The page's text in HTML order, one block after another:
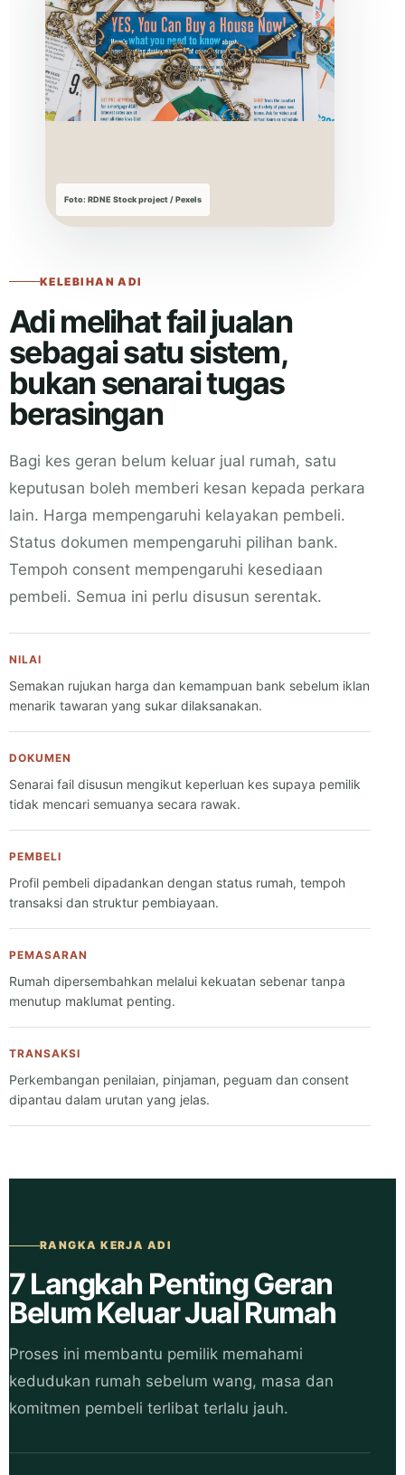
Foto: RDNE Stock project / Pexels
KELEBIHAN ADI
Adi melihat fail jualan
sebagai satu sistem,
bukan senarai tugas
berasingan
Bagi kes geran belum keluar jual rumah, satu
keputusan boleh memberi kesan kepada perkara
lain. Harga mempengaruhi kelayakan pembeli.
Status dokumen mempengaruhi pilihan bank.
Tempoh consent mempengaruhi kesediaan
pembeli. Semua ini perlu disusun serentak.
NILAI
Semakan rujukan harga dan kemampuan bank sebelum iklan
menarik tawaran yang sukar dilaksanakan.
DOKUMEN
Senarai fail disusun mengikut keperluan kes supaya pemilik
tidak mencari semuanya secara rawak.
PEMBELI
Profil pembeli dipadankan dengan status rumah, tempoh
transaksi dan struktur pembiayaan.
PEMASARAN
Rumah dipersembahkan melalui kekuatan sebenar tanpa
menutup maklumat penting.
TRANSAKSI
Perkembangan penilaian, pinjaman, peguam dan consent
dipantau dalam urutan yang jelas.
RANGKA KERJA ADI
7 Langkah Penting Geran
Belum Keluar Jual Rumah
Proses ini membantu pemilik memahami
kedudukan rumah sebelum wang, masa dan
komitmen pembeli terlibat terlalu jauh.